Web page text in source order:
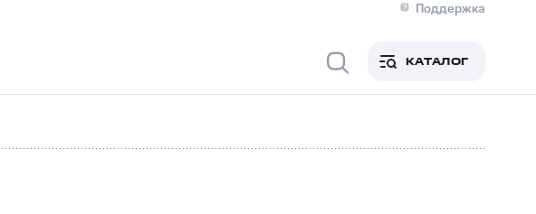
Поддержка
Медиа-центр
КонтактыПригласить спикера
капиталКонтроль и аудитРынок акций
КАТАЛОГ